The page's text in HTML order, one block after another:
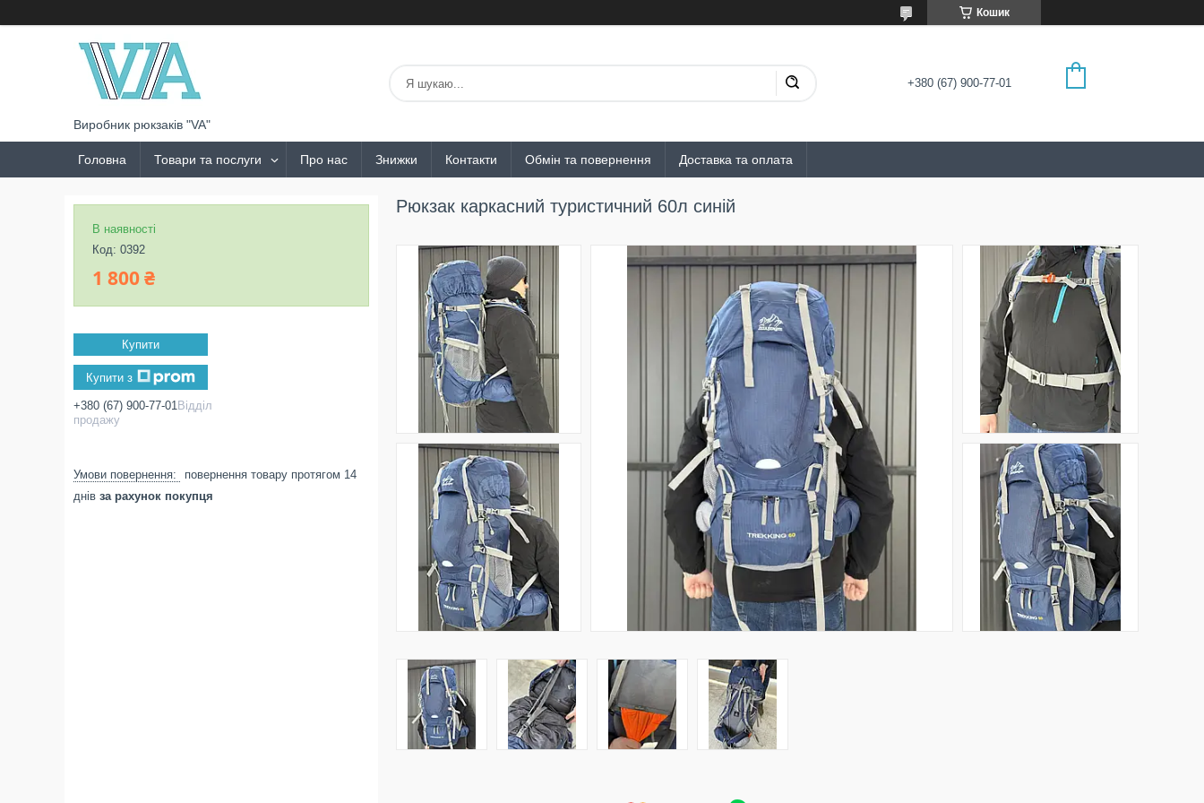
Кошик
Виробник рюкзаків "VA"
+380 (67) 900-77-01
Головна Товари та послуги Про нас Знижки Контакти Обмін та повернення Доставка та оплата
Рюкзак каркасний туристичний 60л синій
В наявності
Код: 0392
1 800 ₴
Купити
Купити з
+380 (67) 900-77-01Відділ
продажу
повернення товару протягом 14
днів за рахунок покупця